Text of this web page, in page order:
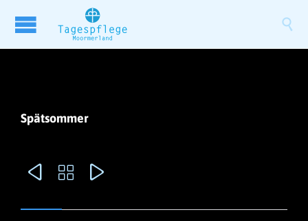

Spätsommer
  